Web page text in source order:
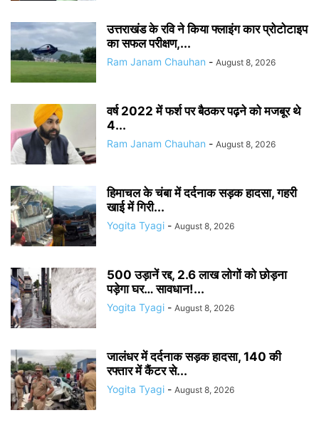
उत्तराखंड के रवि ने किया फ्लाइंग कार प्रोटोटाइप
का सफल परीक्षण,...
Ram Janam Chauhan - August 8, 2026
वर्ष 2022 में फर्श पर बैठकर पढ़ने को मजबूर थे
4...
Ram Janam Chauhan - August 8, 2026
हिमाचल के चंबा में दर्दनाक सड़क हादसा, गहरी
खाई में गिरी...
Yogita Tyagi - August 8, 2026
500 उड़ानें रद्द, 2.6 लाख लोगों को छोड़ना
पड़ेगा घर… सावधान!...
Yogita Tyagi - August 8, 2026
जालंधर में दर्दनाक सड़क हादसा, 140 की
रफ्तार में कैंटर से...
Yogita Tyagi - August 8, 2026